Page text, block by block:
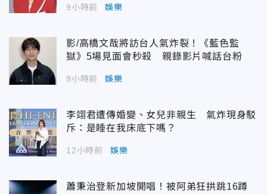
9小時前 娛樂
影/高橋文哉將訪台人氣炸裂！《藍色監
獄》5場見面會秒殺 親錄影片喊話台粉
9小時前 娛樂
李翊君遭傳婚變、女兒非親生 氣炸現身駁
斥：是睡在我床底下嗎？
12小時前 娛樂
蕭秉治登新加坡開唱！被阿弟狂拱跳16蹲